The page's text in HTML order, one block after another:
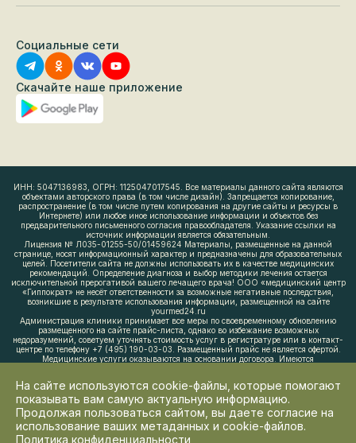
Социальные сети
Скачайте наше приложение
ИНН: 5047136983, ОГРН: 1125047017545. Все материалы данного сайта являются
объектами авторского права (в том числе дизайн). Запрещается копирование,
распространение (в том числе путем копирования на другие сайты и ресурсы в
Интернете) или любое иное использование информации и объектов без
предварительного письменного согласия правообладателя. Указание ссылки на
источник информации является обязательным.
Лицензия № Л035-01255-50/01459624 Материалы, размещенные на данной
странице, носят информационный характер и предназначены для образовательных
целей. Посетители сайта не должны использовать их в качестве медицинских
рекомендаций. Определение диагноза и выбор методики лечения остается
исключительной прерогативой вашего лечащего врача! ООО «медицинский центр
«Гиппократ» не несёт ответственности за возможные негативные последствия,
возникшие в результате использования информации, размещенной на сайте
yourmed24.ru
Администрация клиники принимает все меры по своевременному обновлению
размещенного на сайте прайс-листа, однако во избежание возможных
недоразумений, советуем уточнять стоимость услуг в регистратуре или в контакт-
центре по телефону +7 (495) 190-03-03. Размещенный прайс не является офертой.
Медицинские услуги оказываются на основании договора. Имеются
На сайте используются cookie-файлы, которые помогают
показывать вам самую актуальную информацию.
Продолжая пользоваться сайтом, вы даете согласие на
использование ваших метаданных и cookie-файлов.
Политика конфиденциальности